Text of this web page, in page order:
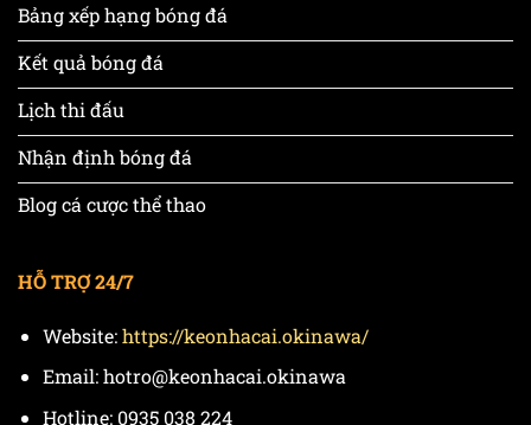
Bảng xếp hạng bóng đá
Kết quả bóng đá
Lịch thi đấu
Nhận định bóng đá
Blog cá cược thể thao
HỖ TRỢ 24/7
Website:https://keonhacai.okinawa/
Email:hotro@keonhacai.okinawa
Hotline: 0935 038 224